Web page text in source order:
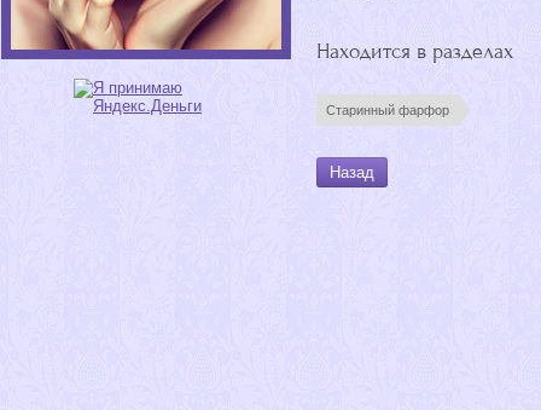
Находится в разделах
Старинный фарфор
Назад